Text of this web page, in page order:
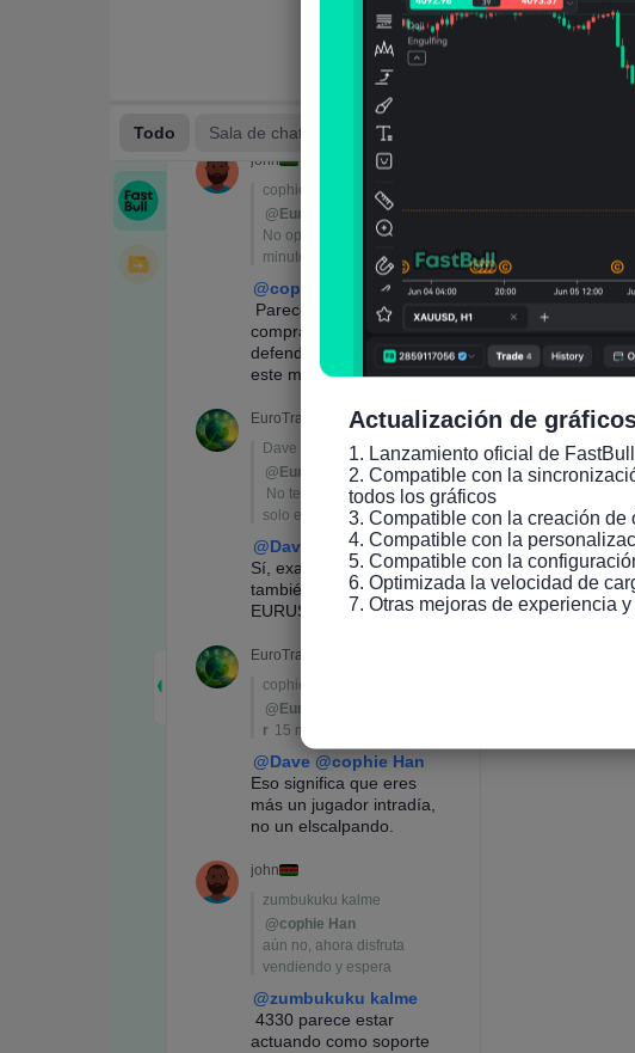
Actualización de
1. Lanzamiento oficial de
2. Compatible con la
todos los gráficos
3. Compatible con la creación
4. Compatible con la
5. Compatible con la
6. Optimizada la velocidad de
7. Otras mejoras de experiencia